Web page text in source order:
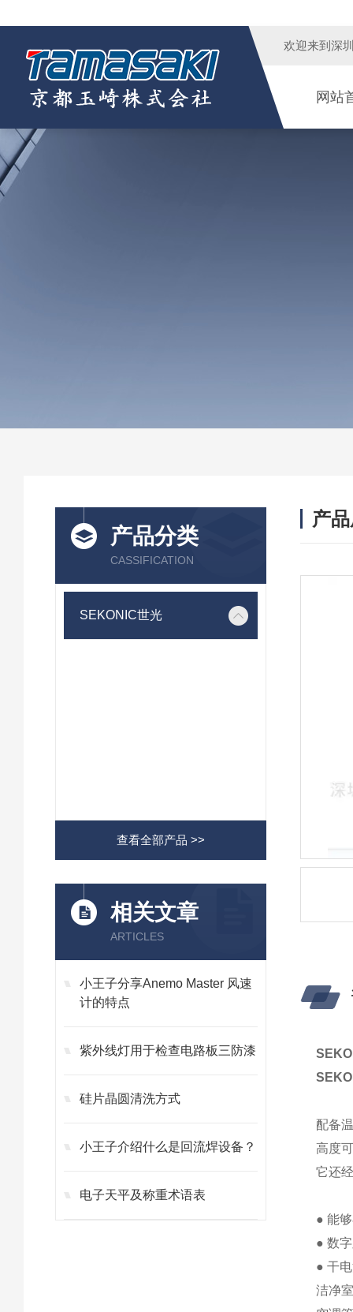
欢迎来到 深
网站
产品分类
CASSIFICATION
SEKONIC世光
查看全部产品 >>
相关文章
ARTICLES
小王子分享Anemo Master 风速
计的特点
紫外线灯用于检查电路板三防漆
硅片晶圆清洗方式
小王子介绍什么是回流焊设备？
电子天平及称重术语表
产
配备
高度
它还
● 能
● 数
● 干
洁净